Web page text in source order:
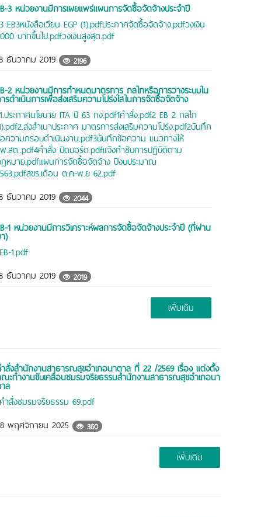
3 หน่วยงานมีการเผยแพร่แผนการจัดซื้อจัดจ้างประจำปี
3 EB3หนังสือเวียน EGP (1).pdfประกาศจัดซื้อจัดจ้าง.pdfวงเงิน
บาทขึ้นไป.pdfวงเงินสูงสุด.pdf
ธันวาคม 2019
2196
2 หน่วยงานมีการกำหนดมาตรการ กลไกหรือการวางระบบใน
รดำเนินการเพื่อส่งเสริมความโปร่งใสในการจัดซื้อจัดจ้าง
1.ประกาศนโยบาย ITA ปี 63 กง.pdf1คำสั่ง.pdf2 EB 2 กลไก
2.ส่งสำเนาประกาศ มาตรการส่งเสริมความโปร่ง.pdf2บันทึก
ความกรอบดำเนินงาน.pdf3บันทึกข้อความ แนวทางให้
.สต..pdf4คำสั่ง ปิดบอร์ด.pdfแจ้งกำชับการปฏิบัติตาม
หมาย.pdfแผนการจัดซื้อจัดจ้าง ปีงบประมาณ
สขร.เดือน ต.ค-พ.ย 62.pdf
ธันวาคม 2019
2044
1 หน่วยงานมีการวิเคราะห์ผลการจัดซื้อจัดจ้างประจำปี (ที่ผ่าน
)
EB-1.pdf
ธันวาคม 2019
2019
เพิ่มเติม
สั่งสำนักงานสาธารณสุขอำเภอนาตาล ที่ 22 /2569 เรื่อง แต่งตั้ง
ะทำงานขับเคลื่อนชมรมจริยธรรมสำนักงานสาธารณสุขอำเภอนา
ล
คำสั่งชมรมจริยธรรม 69.pdf
พฤศจิกายน 2025
360
เพิ่มเติม